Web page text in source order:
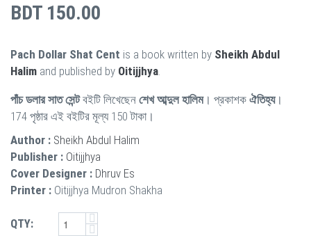
BDT 150.00
Pach Dollar Shat Cent is a book written by Sheikh Abdul
Halim and published by Oitijjhya
পাঁচ ডলার সাত সেন্টবইটি লিখেছেন শেখ আব্দুল হালিম। প্রকাশক ঐতিহ্য।
174 পৃষ্ঠার এই বইটির মূল্য 150 টাকা।
Author : Sheikh Abdul Halim
Publisher : Oitijjhya
Cover Designer : Dhruv Es
Printer : Oitijjhya Mudron Shakha
QTY: